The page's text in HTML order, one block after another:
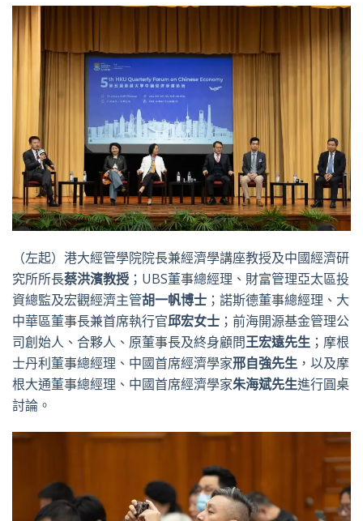
（左起）港大經管學院院長兼經濟學講座教授及中國經濟研
究所所長蔡洪濱教授 ；UBS董事總經理、財富管理亞太區投
資總監及宏觀經濟主管胡一帆博士 ；諾斯德董事總經理、大
中華區董事長兼首席執行官邱宏女士 ；前海開源基金管理公
司創始人、合夥人、原董事長及終身顧問王宏遠先生 ；摩根
士丹利董事總經理、中國首席經濟學家邢自強先生 ，以及摩
根大通董事總經理、中國首席經濟學家朱海斌先生進行圓桌
討論。